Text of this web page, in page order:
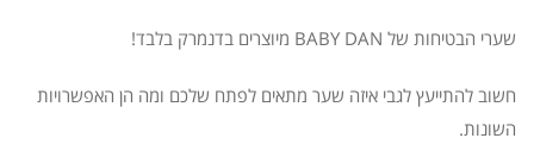
שערי הבטיחות של BABY DAN מיוצרים בדנמרק בלבד!
חשוב להתייעץ לגבי איזה שער מתאים לפתח שלכם ומה הן האפשרויות
השונות.